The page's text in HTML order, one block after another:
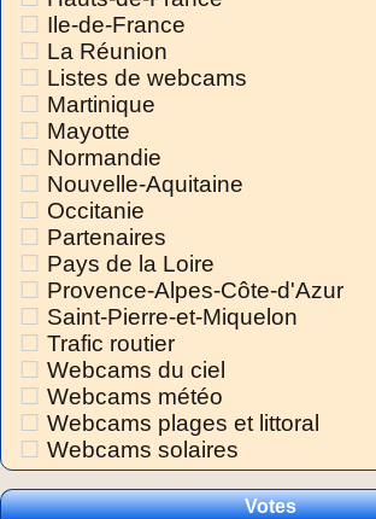
Ile-de-France
La Réunion
Listes de webcams
Martinique
Mayotte
Normandie
Nouvelle-Aquitaine
Occitanie
Partenaires
Pays de la Loire
Provence-Alpes-Côte-d'Azur
Saint-Pierre-et-Miquelon
Trafic routier
Webcams du ciel
Webcams météo
Webcams plages et littoral
Webcams solaires
Votes